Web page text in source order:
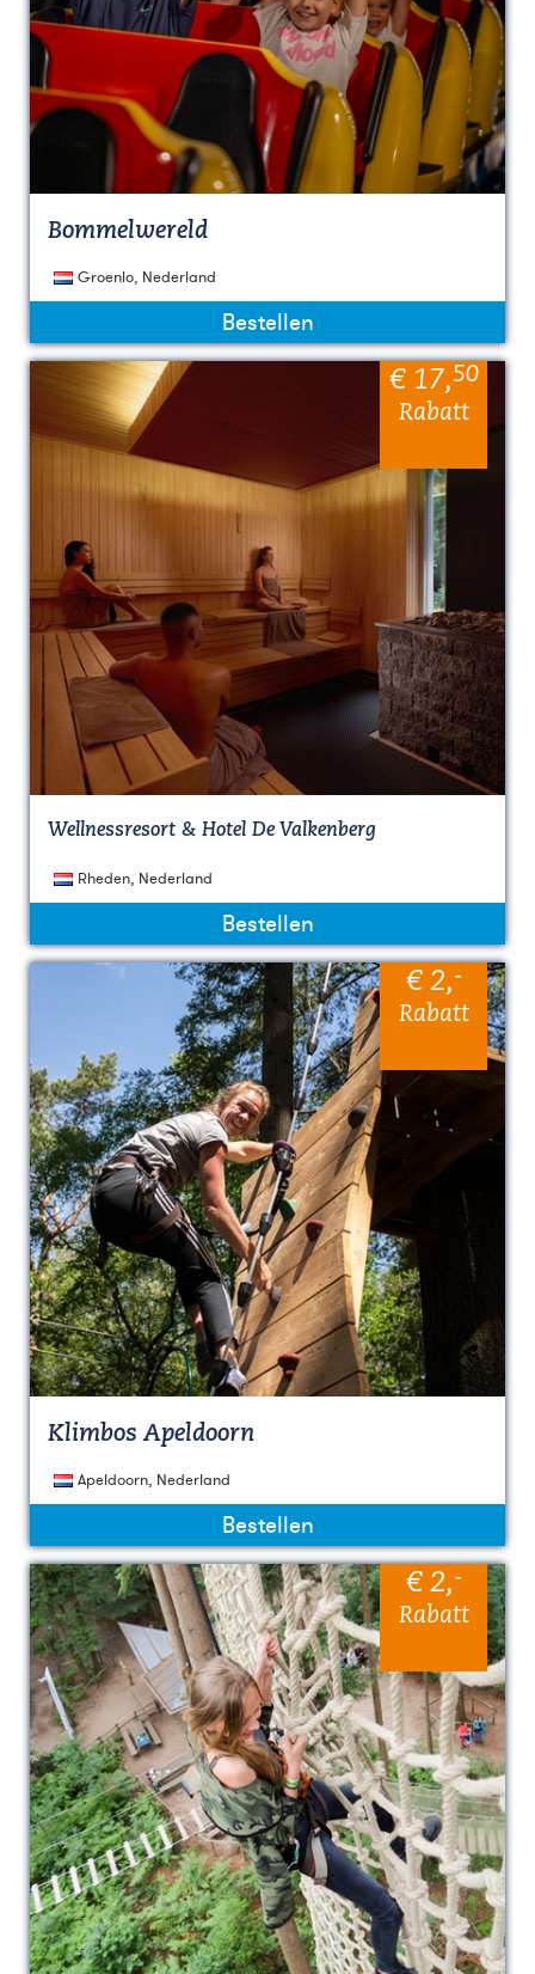
Bommelwereld
Groenlo, Nederland
Bestellen
€ 17,50
Rabatt
Wellnessresort & Hotel De Valkenberg
Rheden, Nederland
Bestellen
€ 2,-
Rabatt
Klimbos Apeldoorn
Apeldoorn, Nederland
Bestellen
€ 2,-
Rabatt